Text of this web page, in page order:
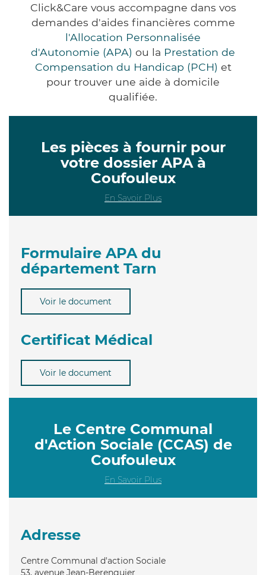
Click&Care vous accompagne dans vos
demandes d'aides financières comme
l'Allocation Personnalisée
d'Autonomie (APA) ou la Prestation de
Compensation du Handicap (PCH) et
pour trouver une aide à domicile
qualifiée.
Les pièces à fournir pour
votre dossier APA à
Coufouleux
En Savoir Plus
Formulaire APA du
département Tarn
Voir le document
Certificat Médical
Voir le document
Le Centre Communal
d'Action Sociale (CCAS) de
Coufouleux
En Savoir Plus
Adresse
Centre Communal d'action Sociale
53, avenue Jean-Berenguier